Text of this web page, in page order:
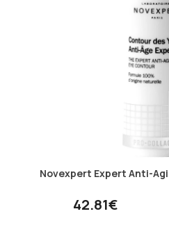
Novexpert Expert Anti-
42.81€